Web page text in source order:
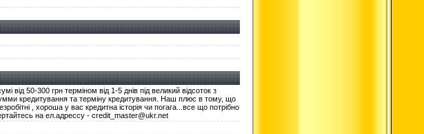
від 50-300 грн терміном від 1-5 днів під великий відсоток з
кредитування та терміну кредитування. Наш плюс в тому, що
, хороша у вас кредитна історія чи погага...все що потрібно
на ел.адрессу - credit_master@ukr.net